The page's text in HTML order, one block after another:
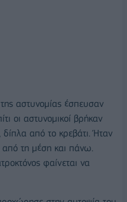
αστυνομίας έσπευσαν
οι αστυνομικοί βρήκαν
δίπλα από το κρεβάτι. Ήταν
από τη μέση και πάνω.
φαίνεται να